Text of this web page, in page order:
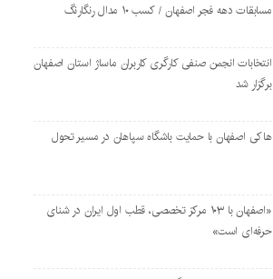
مسابقات دهه فجر اصفهان / کسب ۱۰ مدال رنگارنگ
انتخابات انجمن صنفی کارگری کاربران ماساژ استان اصفهان
برگزار شد
هاکی اصفهان با حمایت باشگاه سپاهان در مسیر تحول
«اصفهان با ۱۰۳ مرکز تخصصی، قطب اول ایران در شنای
حرفه‌ای است»